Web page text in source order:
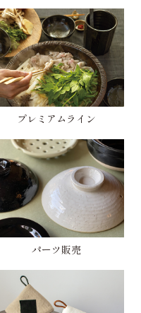
プレミアムライン
パーツ販売